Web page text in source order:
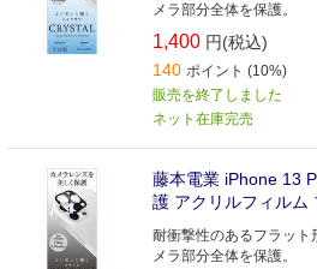
メラ部分全体を保護。
1,400 円(税込)
140 ポイント (10%)
販売を終了しました
ネット在庫完売
藤本電業 iPhone 13
護 アクリルフィルム
耐衝撃性のあるフラット
メラ部分全体を保護。